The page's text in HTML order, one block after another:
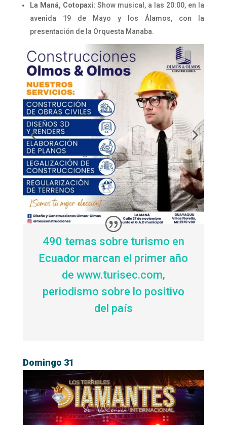
La Maná, Cotopaxi: Show musical, a las 20:00, en la
avenida 19 de Mayo y los Álamos, con la
presentación de la Orquesta Manaba.
490 temas sobre turismo en
Ecuador marcan el primer año
de www.turisec.com,
periodismo sobre lo positivo
del país
Domingo 31